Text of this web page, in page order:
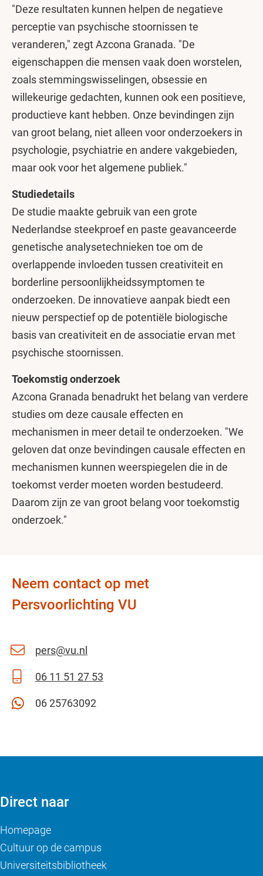
"Deze resultaten kunnen helpen de negatieve
perceptie van psychische stoornissen te
veranderen," zegt Azcona Granada. "De
eigenschappen die mensen vaak doen worstelen,
zoals stemmingswisselingen, obsessie en
willekeurige gedachten, kunnen ook een positieve,
productieve kant hebben. Onze bevindingen zijn
van groot belang, niet alleen voor onderzoekers in
psychologie, psychiatrie en andere vakgebieden,
maar ook voor het algemene publiek."
Studiedetails
De studie maakte gebruik van een grote
Nederlandse steekproef en paste geavanceerde
genetische analysetechnieken toe om de
overlappende invloeden tussen creativiteit en
borderline persoonlijkheidssymptomen te
onderzoeken. De innovatieve aanpak biedt een
nieuw perspectief op de potentiële biologische
basis van creativiteit en de associatie ervan met
psychische stoornissen.
Toekomstig onderzoek
Azcona Granada benadrukt het belang van verdere
studies om deze causale effecten en
mechanismen in meer detail te onderzoeken. "We
geloven dat onze bevindingen causale effecten en
mechanismen kunnen weerspiegelen die in de
toekomst verder moeten worden bestudeerd.
Daarom zijn ze van groot belang voor toekomstig
onderzoek."
Neem contact op met
Persvoorlichting VU
pers@vu.nl
06 11 51 27 53
06 25763092
Direct naar
Homepage
Cultuur op de campus
Universiteitsbibliotheek